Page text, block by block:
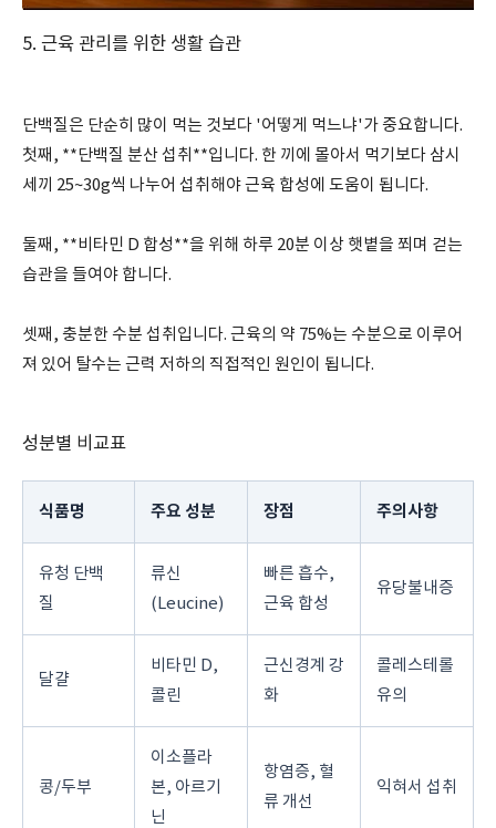
5. 근육 관리를 위한 생활 습관
단백질은 단순히 많이 먹는 것보다 '어떻게 먹느냐'가 중요합니다.
첫째, **단백질 분산 섭취**입니다. 한 끼에 몰아서 먹기보다 삼시
세끼 25~30g씩 나누어 섭취해야 근육 합성에 도움이 됩니다.
둘째, **비타민 D 합성**을 위해 하루 20분 이상 햇볕을 쬐며 걷는
습관을 들여야 합니다.
셋째, 충분한 수분 섭취입니다. 근육의 약 75%는 수분으로 이루어
져 있어 탈수는 근력 저하의 직접적인 원인이 됩니다.
성분별 비교표
식품명 주요 성분 장점 주의사항
유청 단백
질
류신
(Leucine)
빠른 흡수,
근육 합성
유당불내증
달걀
비타민 D,
콜린
근신경계 강
화
콜레스테롤
유의
콩/두부
이소플라
본, 아르기
닌
항염증, 혈
류 개선
익혀서 섭취